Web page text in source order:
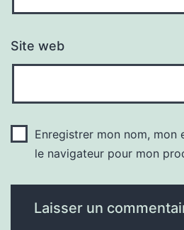
Site web
Enregistrer mon nom, mon
le navigateur pour mon